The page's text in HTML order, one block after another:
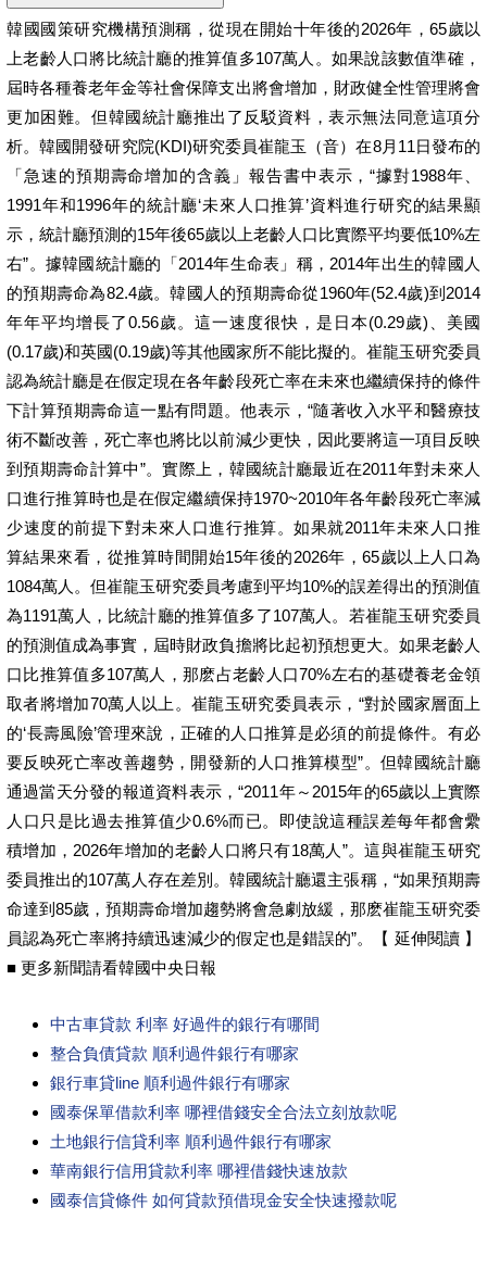
韓國國策研究機構預測稱，從現在開始十年後的2026年，65歲以
上老齡人口將比統計廳的推算值多107萬人。如果說該數值準確，
屆時各種養老年金等社會保障支出將會增加，財政健全性管理將會
更加困難。但韓國統計廳推出了反駁資料，表示無法同意這項分
析。韓國開發研究院(KDI)研究委員崔龍玉（音）在8月11日發布的
「急速的預期壽命增加的含義」報告書中表示，“據對1988年、
1991年和1996年的統計廳‘未來人口推算’資料進行研究的結果顯
示，統計廳預測的15年後65歲以上老齡人口比實際平均要低10%左
右”。據韓國統計廳的「2014年生命表」稱，2014年出生的韓國人
的預期壽命為82.4歲。韓國人的預期壽命從1960年(52.4歲)到2014
年年平均增長了0.56歲。這一速度很快，是日本(0.29歲)、美國
(0.17歲)和英國(0.19歲)等其他國家所不能比擬的。崔龍玉研究委員
認為統計廳是在假定現在各年齡段死亡率在未來也繼續保持的條件
下計算預期壽命這一點有問題。他表示，“隨著收入水平和醫療技
術不斷改善，死亡率也將比以前減少更快，因此要將這一項目反映
到預期壽命計算中”。實際上，韓國統計廳最近在2011年對未來人
口進行推算時也是在假定繼續保持1970~2010年各年齡段死亡率減
少速度的前提下對未來人口進行推算。如果就2011年未來人口推
算結果來看，從推算時間開始15年後的2026年，65歲以上人口為
1084萬人。但崔龍玉研究委員考慮到平均10%的誤差得出的預測值
為1191萬人，比統計廳的推算值多了107萬人。若崔龍玉研究委員
的預測值成為事實，屆時財政負擔將比起初預想更大。如果老齡人
口比推算值多107萬人，那麽占老齡人口70%左右的基礎養老金領
取者將增加70萬人以上。崔龍玉研究委員表示，“對於國家層面上
的‘長壽風險’管理來說，正確的人口推算是必須的前提條件。有必
要反映死亡率改善趨勢，開發新的人口推算模型”。但韓國統計廳
通過當天分發的報道資料表示，“2011年～2015年的65歲以上實際
人口只是比過去推算值少0.6%而已。即使說這種誤差每年都會纍
積增加，2026年增加的老齡人口將只有18萬人”。這與崔龍玉研究
委員推出的107萬人存在差別。韓國統計廳還主張稱，“如果預期壽
命達到85歲，預期壽命增加趨勢將會急劇放緩，那麽崔龍玉研究委
員認為死亡率將持續迅速減少的假定也是錯誤的”。【 延伸閱讀 】
■ 更多新聞請看韓國中央日報
中古車貸款 利率 好過件的銀行有哪間
整合負債貸款 順利過件銀行有哪家
銀行車貸line 順利過件銀行有哪家
國泰保單借款利率 哪裡借錢安全合法立刻放款呢
土地銀行信貸利率 順利過件銀行有哪家
華南銀行信用貸款利率 哪裡借錢快速放款
國泰信貸條件 如何貸款預借現金安全快速撥款呢